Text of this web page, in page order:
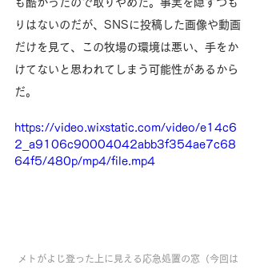
りはないのだが、SNSに投稿した画像や動画
だけを見て、この牧場の環境は悪い、手をか
けてないと思われてしまう可能性があるから
だ。
https://video.wixstatic.com/video/e14c6
2_a9106c90004042abb3f354ae7c68
64f5/480p/mp4/file.mp4
メトがよじ登った上に見える応急処置の窓（今回は